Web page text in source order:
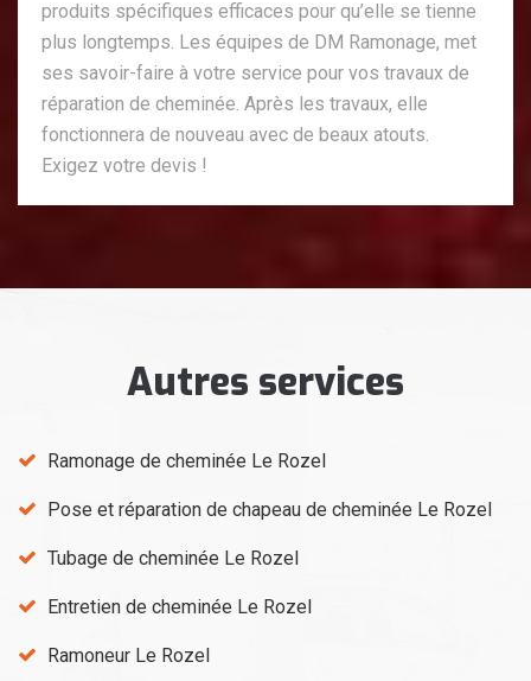
produits spécifiques efficaces pour qu’elle se tienne
plus longtemps. Les équipes de DM Ramonage, met
ses savoir-faire à votre service pour vos travaux de
réparation de cheminée. Après les travaux, elle
fonctionnera de nouveau avec de beaux atouts.
Exigez votre devis !
Autres services
Ramonage de cheminée Le Rozel
Pose et réparation de chapeau de cheminée Le Rozel
Tubage de cheminée Le Rozel
Entretien de cheminée Le Rozel
Ramoneur Le Rozel